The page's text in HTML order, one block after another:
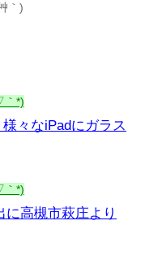
｀)
｀*)
々なiPadにガラス
｀*)
高槻市萩庄より